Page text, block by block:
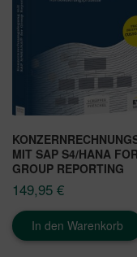
MIT SAP S4/HANA FOR
GROUP REPORTING
149,95 €
In den Warenkorb